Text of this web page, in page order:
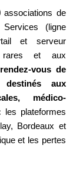
associations de
(ligne
et serveur
rares et aux
vous de
destinés aux
médico-
les plateformes
Bordeaux et
et les pertes